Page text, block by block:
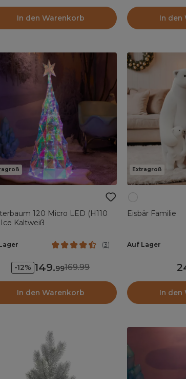
In den Warenkorb In den
120 Micro LED (H110
Kaltweiß
(3)
-12% 149.99169.99
In den Warenkorb
Extragroß
Eisbär Familie
Auf Lager
In den